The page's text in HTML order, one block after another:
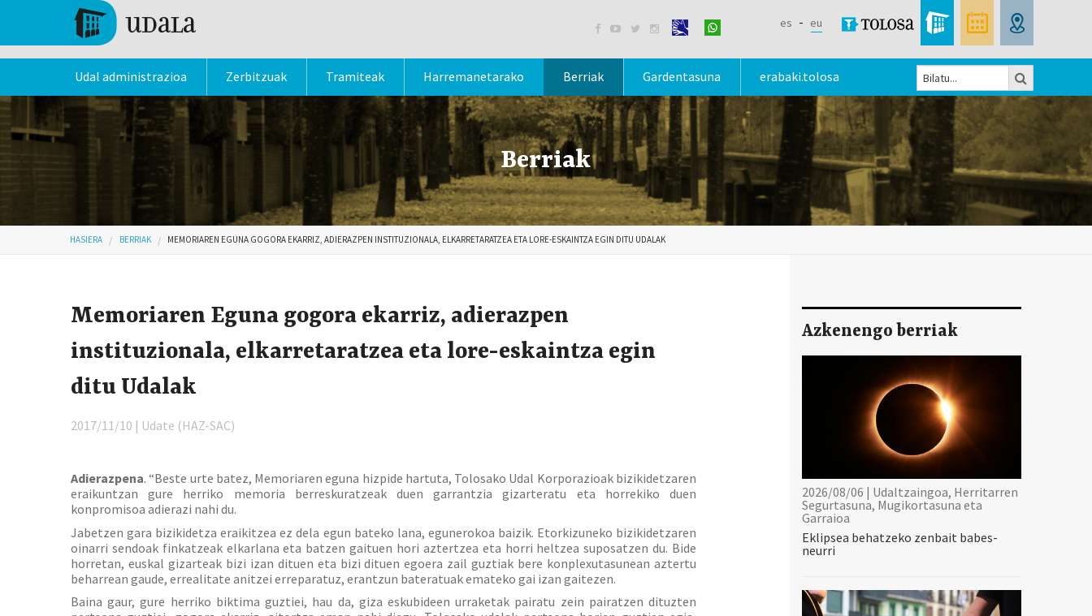
Skip to main content
    es eu
Udal administrazioa Zerbitzuak Tramiteak Harremanetarako Berriak Gardentasuna erabaki.tolosa
Bilaketa
formularioa
Berriak
Hemen zaude
HASIERA BERRIAK MEMORIAREN EGUNA GOGORA EKARRIZ, ADIERAZPEN INSTITUZIONALA, ELKARRETARATZEA ETA LORE-ESKAINTZA EGIN DITU UDALAK
Memoriaren Eguna gogora ekarriz, adierazpen
instituzionala, elkarretaratzea eta lore-eskaintza egin
ditu Udalak
2017/11/10 | Udate (HAZ-SAC)
Adierazpena. “Beste urte batez, Memoriaren eguna hizpide hartuta, Tolosako Udal Korporazioak bizikidetzaren
eraikuntzan gure herriko memoria berreskuratzeak duen garrantzia gizarteratu eta horrekiko duen
konpromisoa adierazi nahi du.
Jabetzen gara bizikidetza eraikitzea ez dela egun bateko lana, egunerokoa baizik. Etorkizuneko bizikidetzaren
oinarri sendoak finkatzeak elkarlana eta batzen gaituen hori aztertzea eta horri heltzea suposatzen du. Bide
horretan, euskal gizarteak bizi izan dituen eta bizi dituen egoera zail guztiak bere konplexutasunean aztertu
beharrean gaude, errealitate anitzei erreparatuz, erantzun bateratuak emateko gai izan gaitezen.
Baina gaur, gure herriko biktima guztiei, hau da, giza eskubideen urraketak pairatu zein pairatzen dituzten
Azkenengo berriak
2026/08/06 | Udaltzaingoa, Herritarren
Segurtasuna, Mugikortasuna eta
Garraioa
Eklipsea behatzeko zenbait babes-
neurri